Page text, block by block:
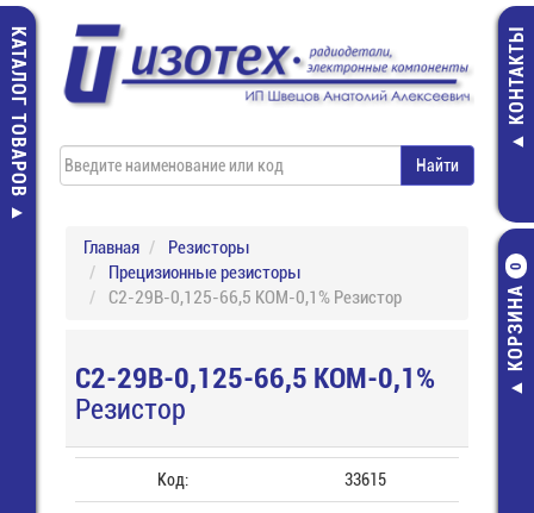
КАТАЛОГ ТОВАРОВ КОНТАКТЫ
КОРЗИНА
0
Главная
Резисторы
Прецизионные резисторы
С2-29В-0,125-66,5 КОМ-0,1% Резистор
С2-29В-0,125-66,5 КОМ-0,1%
Резистор
Код: 33615